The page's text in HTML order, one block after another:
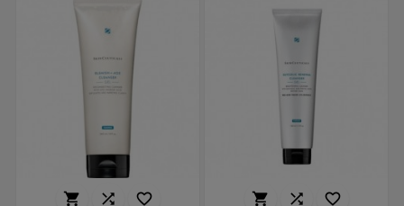
     